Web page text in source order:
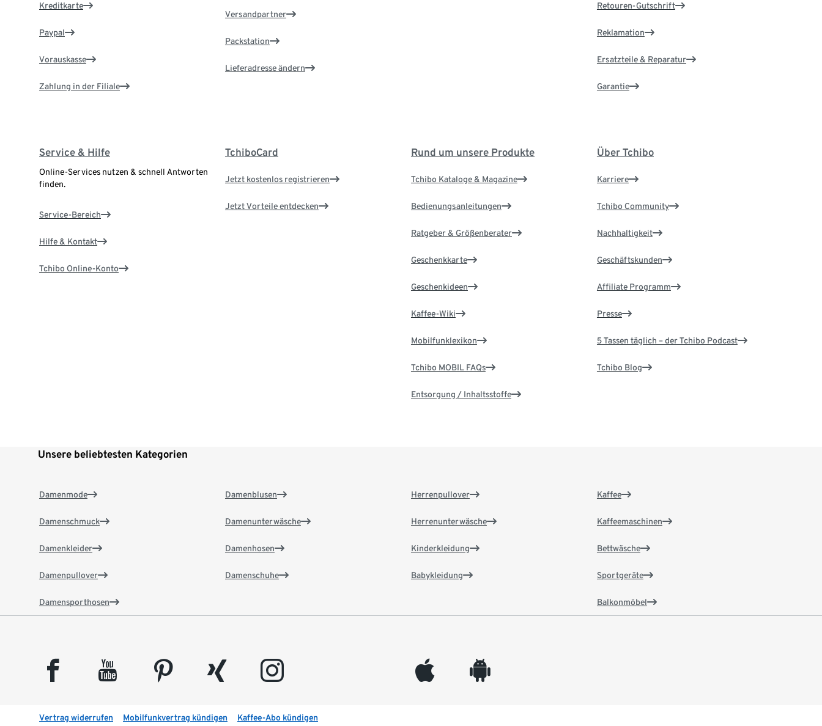
Kreditkarte
Paypal
Vorauskasse
Zahlung in der Filiale
Versandpartner
Packstation
Lieferadresse ändern
Retouren-Gutschrift
Reklamation
Ersatzteile & Reparatur
Garantie
Service & Hilfe
Online-Services nutzen & schnell Antworten
finden.
Service-Bereich
Hilfe & Kontakt
Tchibo Online-Konto
TchiboCard
Jetzt kostenlos registrieren
Jetzt Vorteile entdecken
Rund um unsere Produkte
Tchibo Kataloge & Magazine
Bedienungsanleitungen
Ratgeber & Größenberater
Geschenkkarte
Geschenkideen
Kaffee-Wiki
Mobilfunklexikon
Tchibo MOBIL FAQs
Entsorgung / Inhaltsstoffe
Über Tchibo
Karriere
Tchibo Community
Nachhaltigkeit
Geschäftskunden
Affiliate Programm
Presse
5 Tassen täglich – der Tchibo Podcast
Tchibo Blog
Unsere beliebtesten Kategorien
Damenmode
Damenschmuck
Damenkleider
Damenpullover
Damensporthosen
Damenblusen
Damenunterwäsche
Damenhosen
Damenschuhe
Herrenpullover
Herrenunterwäsche
Kinderkleidung
Babykleidung
Kaffee
Kaffeemaschinen
Bettwäsche
Sportgeräte
Balkonmöbel
facebook youtube pinterest xing instagram appleinc android
Vertrag widerrufen Mobilfunkvertrag kündigen Kaffee-Abo kündigen